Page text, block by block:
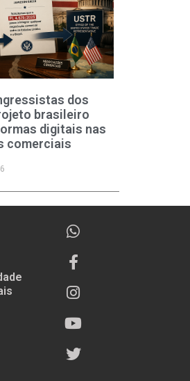
dos
brasileiro
digitais nas
comerciais